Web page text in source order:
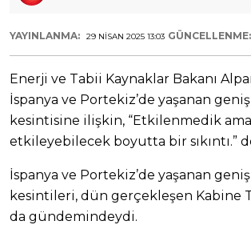
YAYINLANMA: 29 NISAN 2025 13:03 GÜNCELLENME:
Enerji ve Tabii Kaynaklar Bakanı
İspanya ve Portekiz’de yaşanan
kesintisine ilişkin, “Etkilenmedik
etkileyebilecek boyutta bir sıkıntı.”
İspanya ve Portekiz’de yaşanan
kesintileri, dün gerçekleşen Kabine
da gündemindeydi.